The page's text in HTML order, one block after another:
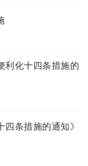
利化十四条措施的
四条措施的通知》